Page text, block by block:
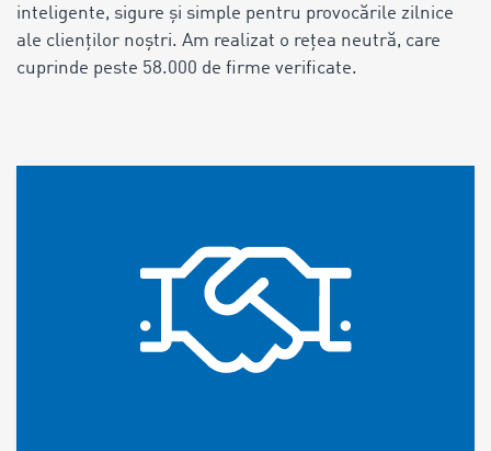
inteligente, sigure și simple pentru provocările zilnice
ale clienților noștri. Am realizat o rețea neutră, care
cuprinde peste 58.000 de firme verificate.